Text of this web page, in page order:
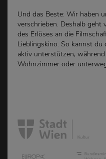
Und das Beste: Wir haben
verschrieben. Deshalb geht
des Erlöses an die
Lieblingskino. So kannst du
aktiv unterstützen,
Wohnzimmer oder